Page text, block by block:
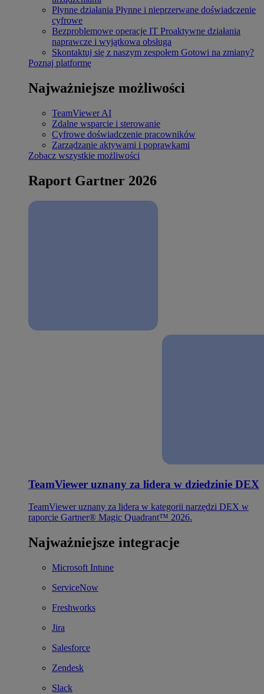
Płynne działania Płynne i nieprzerwane doświadczenie
cyfrowe
Bezproblemowe operacje IT Proaktywne działania
naprawcze i wyjątkowa obsługa
Skontaktuj się z naszym zespołem Gotowi na zmiany?
Poznaj platformę
Najważniejsze możliwości
TeamViewer AI
Zdalne wsparcie i sterowanie
Cyfrowe doświadczenie pracowników
Zarządzanie aktywami i poprawkami
Zobacz wszystkie możliwości
Raport Gartner 2026
TeamViewer uznany za lidera w dziedzinie DEX
TeamViewer uznany za lidera w kategorii narzędzi DEX w
raporcie Gartner® Magic Quadrant™ 2026.
Najważniejsze integracje
Microsoft Intune
ServiceNow
Freshworks
Jira
Salesforce
Zendesk
Slack